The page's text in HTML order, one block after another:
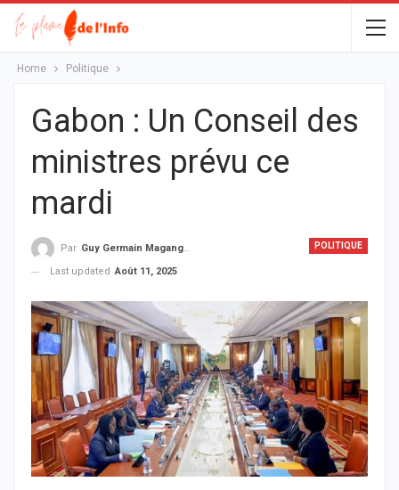
Home Politique
Gabon : Un Conseil des
ministres prévu ce
mardi
POLITIQUE
Par Guy Germain Maganga Nziengui
Last updated Août 11, 2025